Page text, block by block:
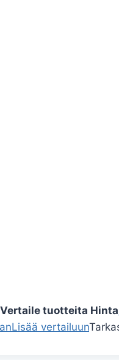
Vertaile tuotteita Hinta
Lisää vertailuun